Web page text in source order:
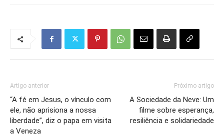
Artigo anterior
“A fé em Jesus, o vínculo com
ele, não aprisiona a nossa
liberdade”, diz o papa em visita
a Veneza
Próximo artigo
A Sociedade da Neve: Um
filme sobre esperança,
resiliência e solidariedade